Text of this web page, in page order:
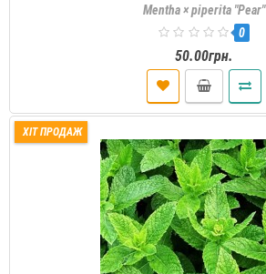
Mentha × piperita "Pear"
0
50.00грн.
ХІТ ПРОДАЖ